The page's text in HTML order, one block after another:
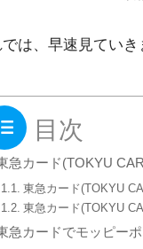
は、早速見ていき
目次
急カード(TOKYU
東急カード(TOKYU
東急カード(TOKYU
急カードでモッピー